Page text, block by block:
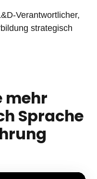
Verantwortlicher,
strategisch
mehr
Sprache